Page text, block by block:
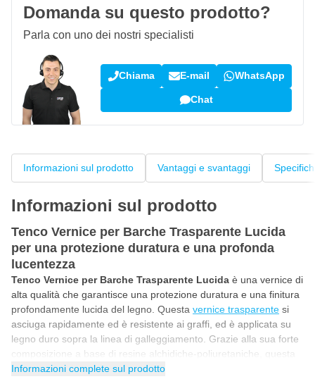
Domanda su questo prodotto?
Parla con uno dei nostri specialisti
Chiama E-mail WhatsApp
Chat
Informazioni sul prodotto Vantaggi e svantaggi
Informazioni sul prodotto
Tenco Vernice per Barche Trasparente Lucida
per una protezione duratura e una profonda
lucentezza
Tenco Vernice per Barche Trasparente Lucida è una vernice di
alta qualità che garantisce una protezione duratura e una finitura
profondamente lucida del legno. Questa vernice trasparente si
asciuga rapidamente ed è resistente ai graffi, ed è applicata su
legno duro sopra la linea di galleggiamento. Grazie alla sua forte
composizione a base di resine alchidiche-poliuretaniche, questa
vernice offre un'eccellente protezione contro gli agenti atmosferici
Informazioni complete sul prodotto